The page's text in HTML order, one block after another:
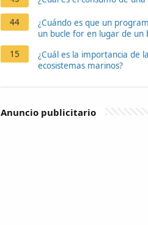
44
¿Cuándo es que un
un bucle for en lugar de un
15
¿Cuál es la importancia de
ecosistemas marinos?
Anuncio publicitario